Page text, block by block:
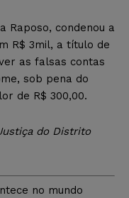
Raposo, condenou a
R$ 3mil, a título de
as falsas contas
sob pena do
de R$ 300,00.
do Distrito
no mundo